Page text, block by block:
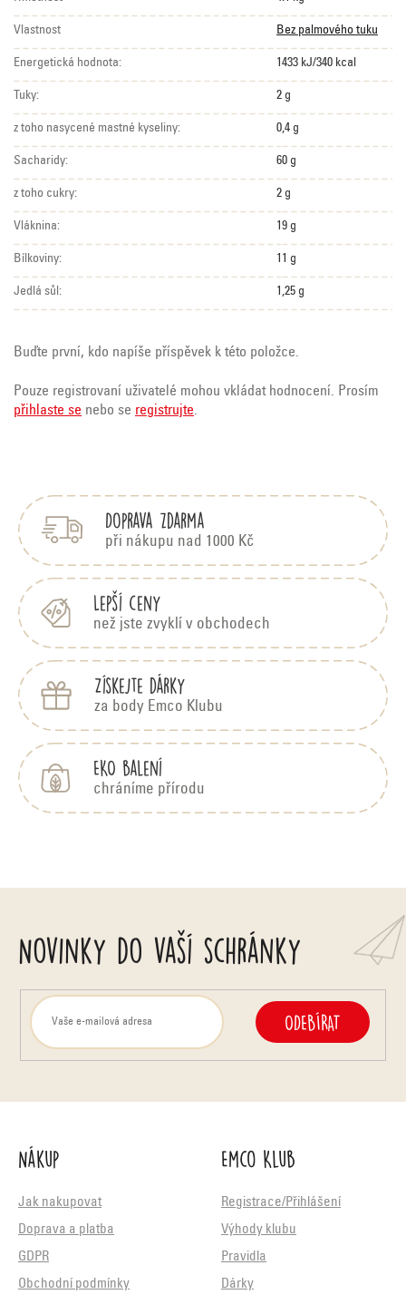
Vlastnost Bez palmového tuku
Energetická hodnota: 1433 kJ/340 kcal
Tuky: 2 g
z toho nasycené mastné kyseliny: 0,4 g
Sacharidy: 60 g
z toho cukry: 2 g
Vláknina: 19 g
Bílkoviny: 11 g
Jedlá sůl: 1,25 g
Buďte první, kdo napíše příspěvek k této položce.
Pouze registrovaní uživatelé mohou vkládat hodnocení. Prosím
přihlaste se nebo se registrujte.
Doprava zdarma
při nákupu nad 1000 Kč
Lepší ceny
než jste zvyklí v obchodech
Získejte dárky
za body Emco Klubu
EKO balení
chráníme přírodu
Novinky do vaší schránky
ODEBÍRAT
Nákup
Jak nakupovat
Doprava a platba
GDPR
Obchodní podmínky
Emco Klub
Registrace/Přihlášení
Výhody klubu
Pravidla
Dárky